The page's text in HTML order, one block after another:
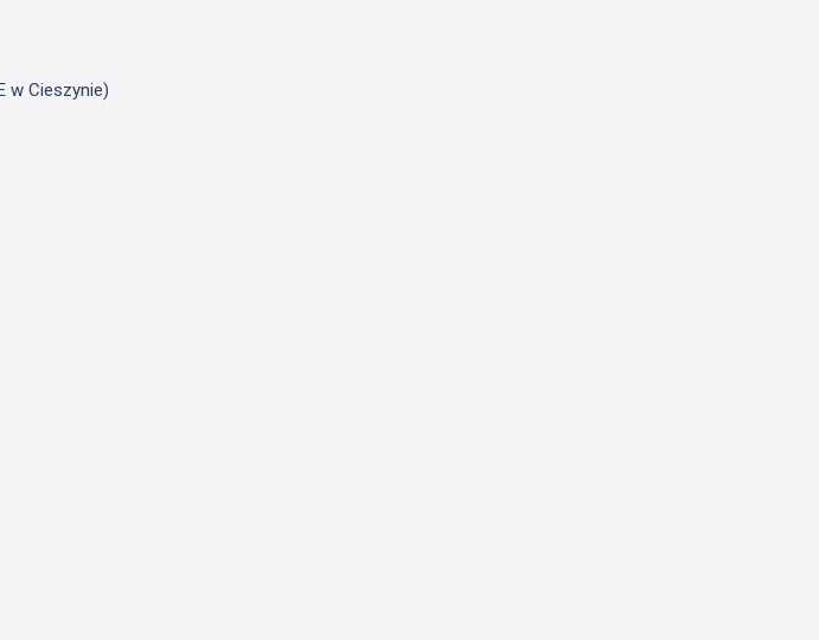
w Cieszynie)